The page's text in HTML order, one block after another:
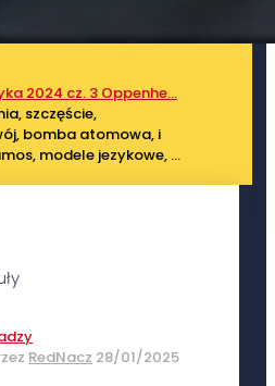
2024 cz. 3 Oppenhe...
szczęście,
bomba atomowa, i
modele jezykowe, ...
RedNacz 28/01/2025